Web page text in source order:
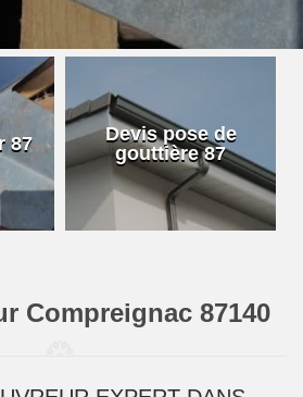
87
Devis pose de
gouttière 87
Compreignac 87140